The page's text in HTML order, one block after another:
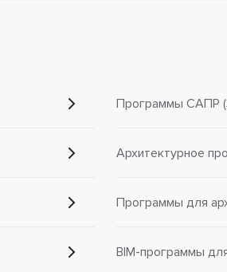
Программы САПР
Архитектурное
Программы для
BIM-программы